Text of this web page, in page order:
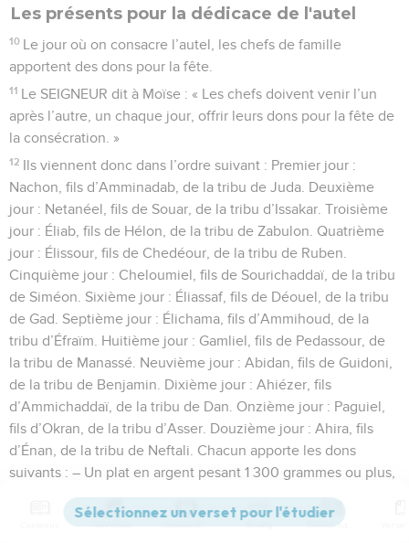
Les présents pour la dédicace de l'autel
10 Le jour où on consacre l’autel, les chefs de famille
apportent des dons pour la fête.
11 Le SEIGNEUR dit à Moïse : « Les chefs doivent venir l’un
après l’autre, un chaque jour, offrir leurs dons pour la fête de
la consécration. »
12 Ils viennent donc dans l’ordre suivant : Premier jour :
Nachon, fils d’Amminadab, de la tribu de Juda. Deuxième
jour : Netanéel, fils de Souar, de la tribu d’Issakar. Troisième
jour : Éliab, fils de Hélon, de la tribu de Zabulon. Quatrième
jour : Élissour, fils de Chedéour, de la tribu de Ruben.
Cinquième jour : Cheloumiel, fils de Sourichaddaï, de la tribu
de Siméon. Sixième jour : Éliassaf, fils de Déouel, de la tribu
de Gad. Septième jour : Élichama, fils d’Ammihoud, de la
tribu d’Éfraïm. Huitième jour : Gamliel, fils de Pedassour, de
la tribu de Manassé. Neuvième jour : Abidan, fils de Guidoni,
de la tribu de Benjamin. Dixième jour : Ahiézer, fils
d’Ammichaddaï, de la tribu de Dan. Onzième jour : Paguiel,
fils d’Okran, de la tribu d’Asser. Douzième jour : Ahira, fils
d’Énan, de la tribu de Neftali. Chacun apporte les dons
suivants : – Un plat en argent pesant 1 300 grammes ou plus,
et un récipient en argent pour le sang pesant 700 grammes
ou plus. On remplit ces deux récipients avec de la farine
Versions Commentaires Strong